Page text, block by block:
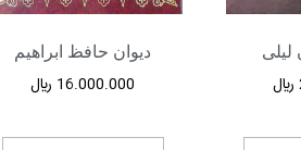
لیلی
﷼
دیوان حافظ ابراهیم
16.000.000 ﷼